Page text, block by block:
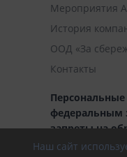
Мероприятия
История
ООД «За
Контакты
федеральным
запреты на
Наш сайт